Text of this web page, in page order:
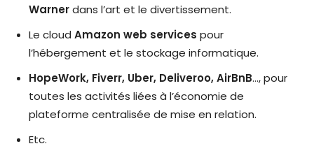
Warnerdans l’art et le divertissement.
Le cloud Amazon web services pour
l’hébergement et le stockage informatique.
HopeWork, Fiverr, Uber, Deliveroo, AirBnB…, pour
toutes les activités liées à l’économie de
plateforme centralisée de mise en relation.
Etc.